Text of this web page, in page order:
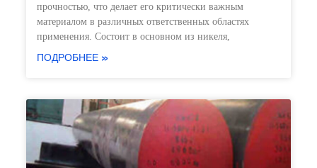
прочностью, что делает его критически важным
материалом в различных ответственных областях
применения. Состоит в основном из никеля,
ПОДРОБНЕЕ »